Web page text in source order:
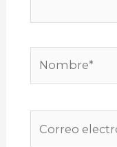
electrónico*